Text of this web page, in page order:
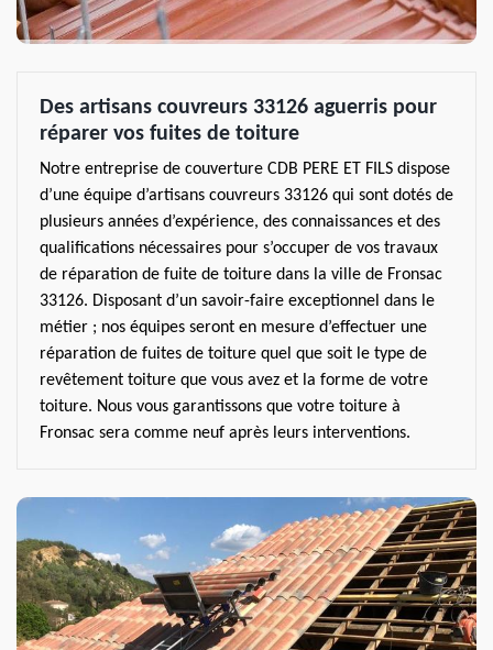
Des artisans couvreurs 33126 aguerris pour
réparer vos fuites de toiture
Notre entreprise de couverture CDB PERE ET FILS dispose
d’une équipe d’artisans couvreurs 33126 qui sont dotés de
plusieurs années d’expérience, des connaissances et des
qualifications nécessaires pour s’occuper de vos travaux
de réparation de fuite de toiture dans la ville de Fronsac
33126. Disposant d’un savoir-faire exceptionnel dans le
métier ; nos équipes seront en mesure d’effectuer une
réparation de fuites de toiture quel que soit le type de
revêtement toiture que vous avez et la forme de votre
toiture. Nous vous garantissons que votre toiture à
Fronsac sera comme neuf après leurs interventions.